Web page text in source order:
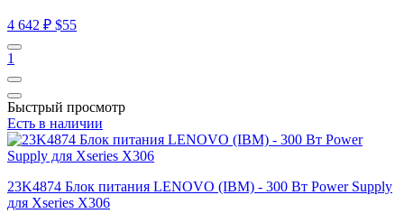
4 642 ₽ $55
1
Быстрый просмотр
Есть в наличии
23K4874 Блок питания LENOVO (IBM) - 300 Вт Power Supply
для Xseries X306